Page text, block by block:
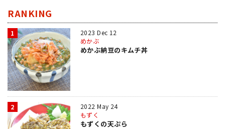
RANKING
1
2023 Dec 12
めかぶ
めかぶ納豆のキムチ丼
2
2022 May 24
もずく
もずくの天ぷら